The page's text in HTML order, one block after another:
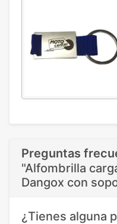
Preguntas
"Alfombrilla
Dangox con
¿Tienes alguna